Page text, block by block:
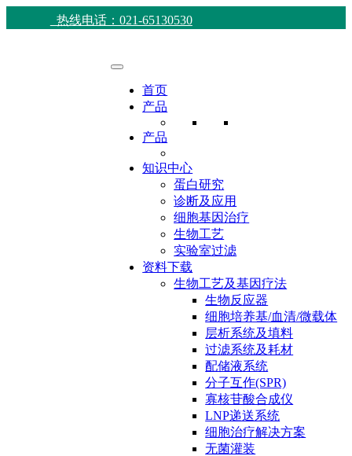
热线电话：021-65130530
首页
产品
产品
知识中心
蛋白研究
诊断及应用
细胞基因治疗
生物工艺
实验室过滤
资料下载
生物工艺及基因疗法
生物反应器
细胞培养基/血清/微载体
层析系统及填料
过滤系统及耗材
配储液系统
分子互作(SPR)
寡核苷酸合成仪
LNP递送系统
细胞治疗解决方案
无菌灌装